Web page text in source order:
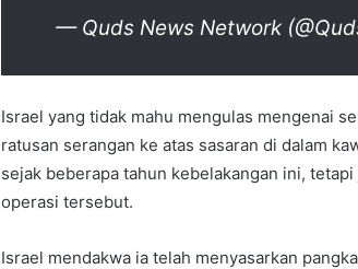
— Quds News Network
Israel yang tidak mahu mengulas mengenai
ratusan serangan ke atas sasaran di dalam
sejak beberapa tahun kebelakangan ini,
operasi tersebut.
Israel mendakwa ia telah menyasarkan